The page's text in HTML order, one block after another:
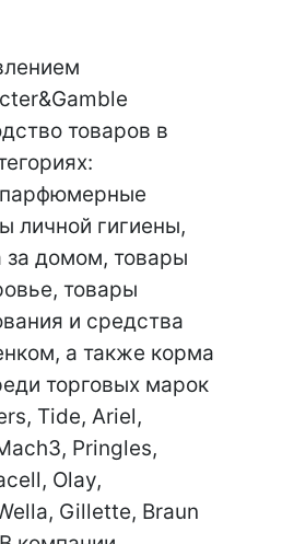
товаров в
парфюмерные
личной гигиены,
за домом, товары
товары
и средства
а также корма
торговых марок
Tide, Ariel,
Pringles,
Olay,
Gillette, Braun